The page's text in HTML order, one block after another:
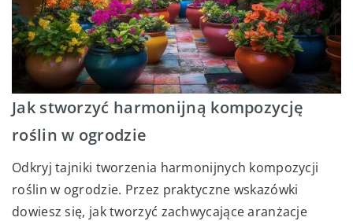
Jak stworzyć harmonijną kompozycję
roślin w ogrodzie
Odkryj tajniki tworzenia harmonijnych kompozycji
roślin w ogrodzie. Przez praktyczne wskazówki
dowiesz się, jak tworzyć zachwycające aranżacje